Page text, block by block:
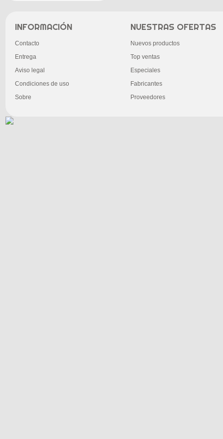
INFORMACIÓN
Contacto
Entrega
Aviso legal
Condiciones de uso
Sobre
NUESTRAS OFERTAS
Nuevos productos
Top ventas
Especiales
Fabricantes
Proveedores